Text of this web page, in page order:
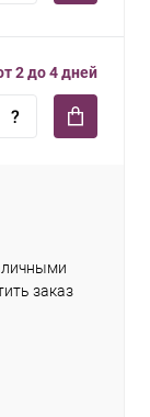
2 до 4 дней
заказ